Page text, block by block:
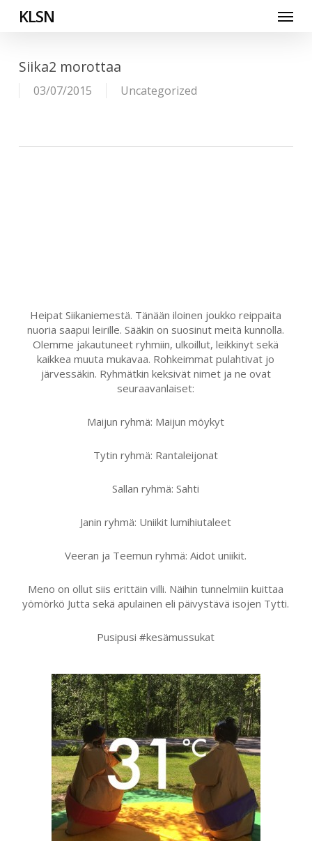
KLSN Menu
Siika2 morottaa
03/07/2015 Uncategorized
Heipat Siikaniemestä. Tänään iloinen joukko reippaita
nuoria saapui leirille. Sääkin on suosinut meitä kunnolla.
Olemme jakautuneet ryhmiin, ulkoillut, leikkinyt sekä
kaikkea muuta mukavaa. Rohkeimmat pulahtivat jo
järvessäkin. Ryhmätkin keksivät nimet ja ne ovat
seuraavanlaiset:
Maijun ryhmä: Maijun möykyt
Tytin ryhmä: Rantaleijonat
Sallan ryhmä: Sahti
Janin ryhmä: Uniikit lumihiutaleet
Veeran ja Teemun ryhmä: Aidot uniikit.
Meno on ollut siis erittäin villi. Näihin tunnelmiin kuittaa
yömörkö Jutta sekä apulainen eli päivystävä isojen Tytti.
Pusipusi #kesämussukat